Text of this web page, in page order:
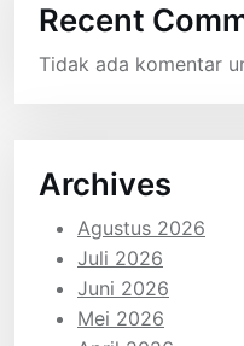
Recent
Tidak ada komentar
Archives
Agustus 2026
Juli 2026
Juni 2026
Mei 2026